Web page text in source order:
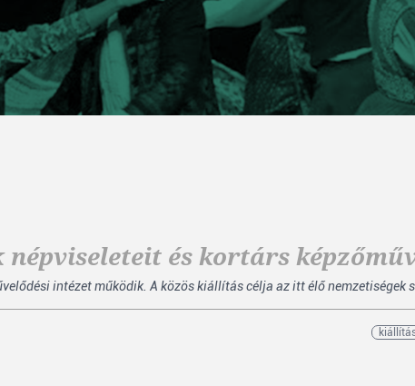
népviseleteit és kortárs
intézet működik. A közös kiállítás célja az itt élő nemzetiségek